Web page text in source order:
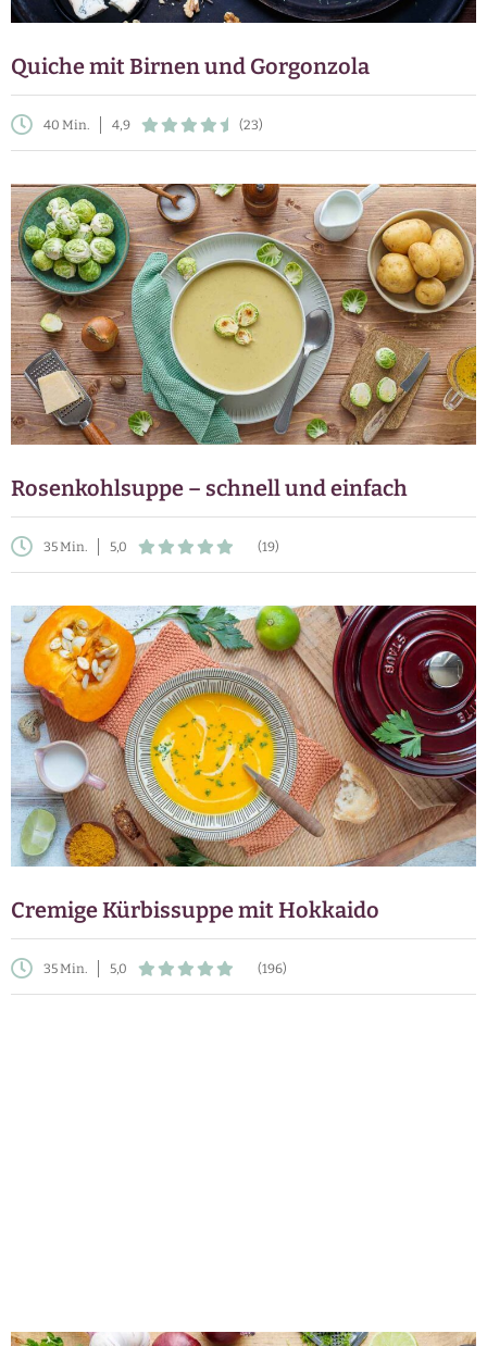
Quiche mit Birnen und Gorgonzola
40 Min. 4,9 (23)
Rosenkohlsuppe – schnell und einfach
35 Min. 5,0 (19)
Cremige Kürbissuppe mit Hokkaido
35 Min. 5,0 (196)